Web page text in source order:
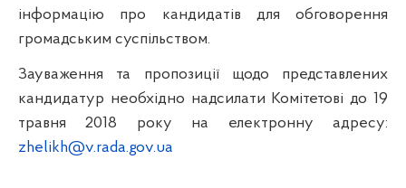
інформацію про кандидатів для обговорення
громадським суспільством.
Зауваження та пропозиції щодо представлених
кандидатур необхідно надсилати Комітетовідо 19
травня 2018 року на електронну адресу:
zhelikh@v.rada.gov.ua